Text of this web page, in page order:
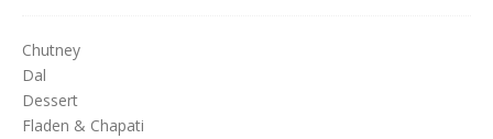
Chutney
Dal
Dessert
Fladen & Chapati